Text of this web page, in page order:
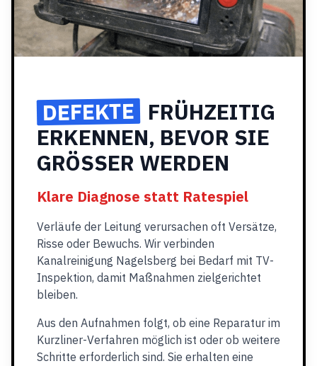
DEFEKTE FRÜHZEITIG
ERKENNEN, BEVOR SIE
GRÖSSER WERDEN
Klare Diagnose statt Ratespiel
Verläufe der Leitung verursachen oft Versätze,
Risse oder Bewuchs. Wir verbinden
Kanalreinigung Nagelsberg bei Bedarf mit TV-
Inspektion, damit Maßnahmen zielgerichtet
bleiben.
Aus den Aufnahmen folgt, ob eine Reparatur im
Kurzliner-Verfahren möglich ist oder ob weitere
Schritte erforderlich sind. Sie erhalten eine